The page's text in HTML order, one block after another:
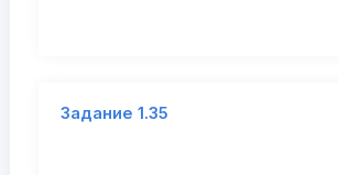
Задание 1.35